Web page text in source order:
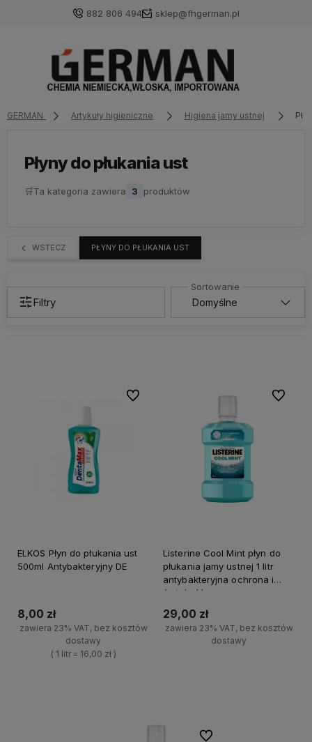
882 806 494 sklep@fhgerman.pl
GERMAN Artykuły higieniczne Higiena jamy ustnej
Płyny do płukania ust
🛒Ta kategoria zawiera 3 produktów
WSTECZ PŁYNY DO PŁUKANIA UST
Filtry
ELKOS Płyn do płukania ust
500ml Antybakteryjny DE
8,00 zł
zawiera 23% VAT, bez kosztów
dostawy
( 1 litr = 16,00 zł )
Do ulubionych
Listerine Cool Mint płyn do
płukania jamy ustnej 1 litr
antybakteryjna ochrona i
świeżość
29,00 zł
zawiera 23% VAT, bez kosztów
dostawy
Do
Do ulubionych